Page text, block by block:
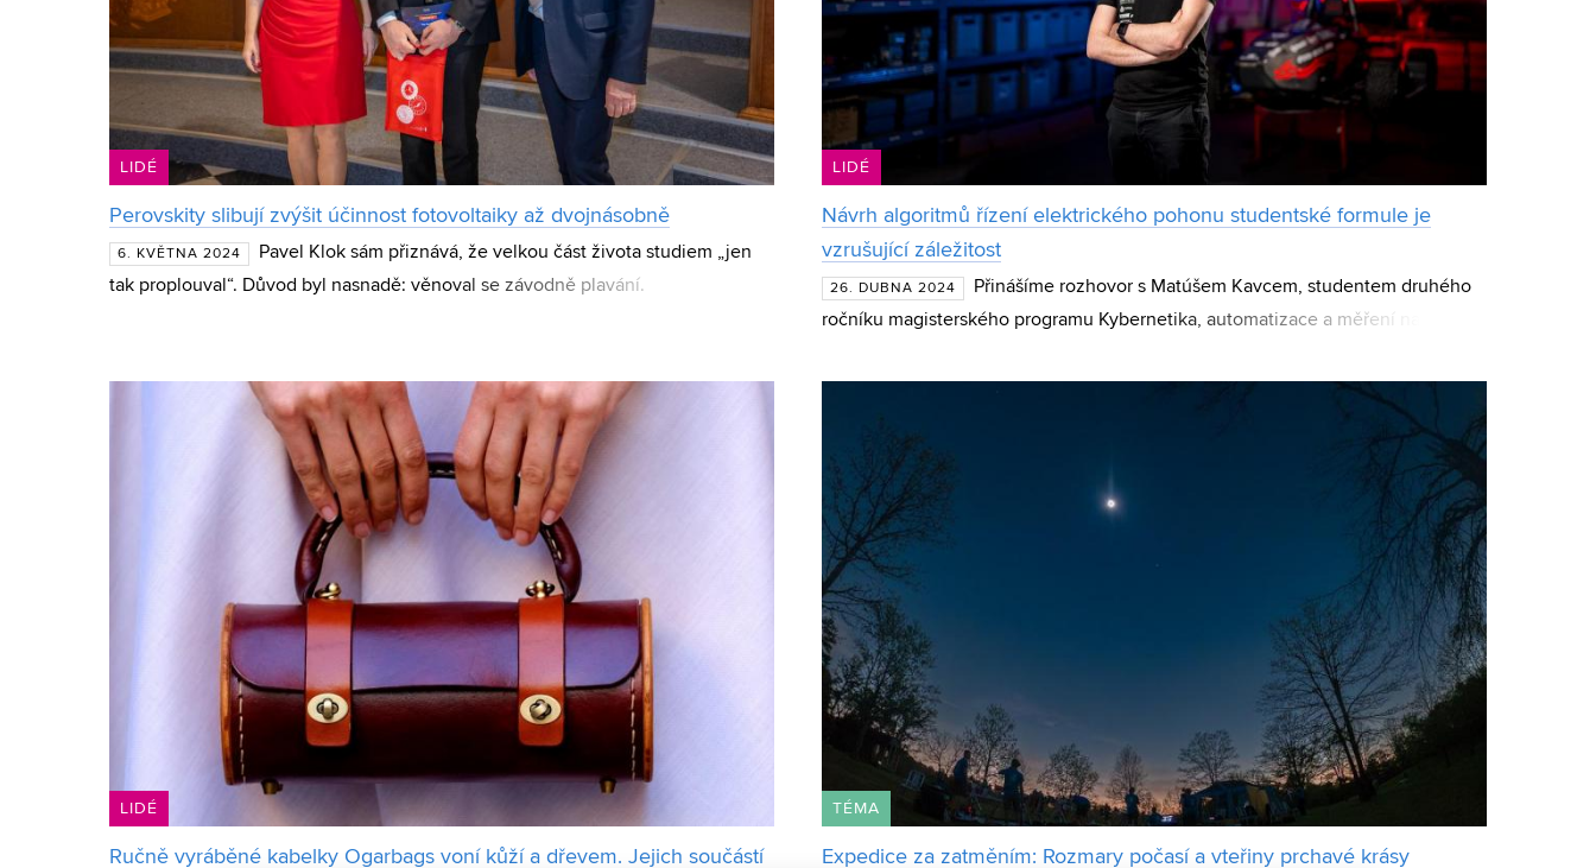
LIDÉ
Perovskity slibují zvýšit účinnost fotovoltaiky až dvojnásobně
6. KVĚTNA 2024
Pavel Klok sám přiznává, že velkou část života studiem „jen
tak proplouval“. Důvod byl nasnadě: věnoval se závodně plavání.
LIDÉ
Návrh algoritmů řízení elektrického pohonu studentské formule je
vzrušující záležitost
26. DUBNA 2024
Přinášíme rozhovor s Matúšem Kavcem, studentem druhého
ročníku magisterského programu Kybernetika, automatizace a měření na Fakultě
LIDÉ
Ručně vyráběné kabelky Ogarbags voní kůží a dřevem. Jejich součástí
TÉMA
Expedice za zatměním: Rozmary počasí a vteřiny prchavé krásy